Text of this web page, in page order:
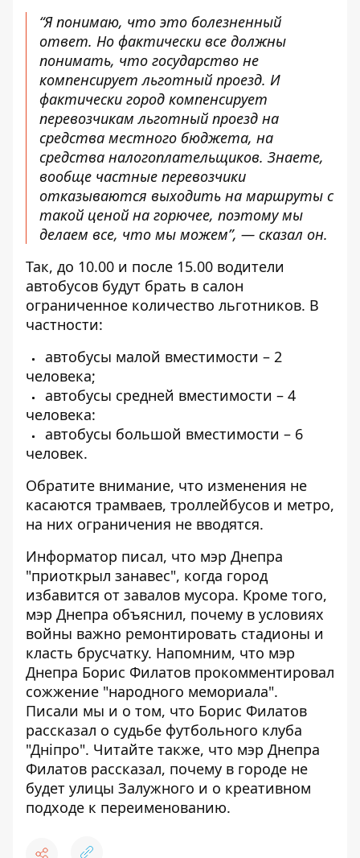
“Я понимаю, что это болезненный
ответ. Но фактически все должны
понимать, что государство не
компенсирует льготный проезд. И
фактически город компенсирует
перевозчикам льготный проезд на
средства местного бюджета, на
средства налогоплательщиков. Знаете,
вообще частные перевозчики
отказываются выходить на маршруты с
такой ценой на горючее, поэтому мы
делаем все, что мы можем”, — сказал он.
Так, до 10.00 и после 15.00 водители
автобусов будут брать в салон
ограниченное количество льготников. В
частности:
автобусы малой вместимости – 2
человека;
автобусы средней вместимости – 4
человека:
автобусы большой вместимости – 6
человек.
Обратите внимание, что изменения не
касаются трамваев, троллейбусов и метро,
​​на них ограничения не вводятся.
Информатор писал, что мэр Днепра
"приоткрыл занавес", когда город
избавится от завалов мусора. Кроме того,
мэр Днепра объяснил, почему в условиях
войны важно ремонтировать стадионы и
класть брусчатку. Напомним, что мэр
Днепра Борис Филатов прокомментировал
сожжение "народного мемориала".
Писали мы и о том, что Борис Филатов
рассказал о судьбе футбольного клуба
"Дніпро". Читайте также, что мэр Днепра
Филатов рассказал, почему в городе не
будет улицы Залужного и о креативном
подходе к переименованию.